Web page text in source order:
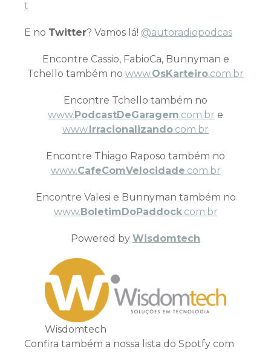
t
E no Twitter? Vamos lá! @autoradiopodcas
Encontre Cassio, FabioCa, Bunnyman e
Tchello também no www.OsKarteiro.com.br
Encontre Tchello também no
www. PodcastDeGaragem.com.br e
www. Irracionalizando.com.br
Encontre Thiago Raposo também no
www.CafeComVelocidade.com.br
Encontre Valesi e Bunnyman também no
www. BoletimDoPaddock.com.br
Powered by Wisdomtech
Wisdomtech
Confira também a nossa lista do Spotfy com